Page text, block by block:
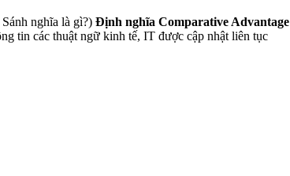
nghĩa là gì?) Định nghĩa Comparative Advantage
tin các thuật ngữ kinh tế, IT được cập nhật liên tục